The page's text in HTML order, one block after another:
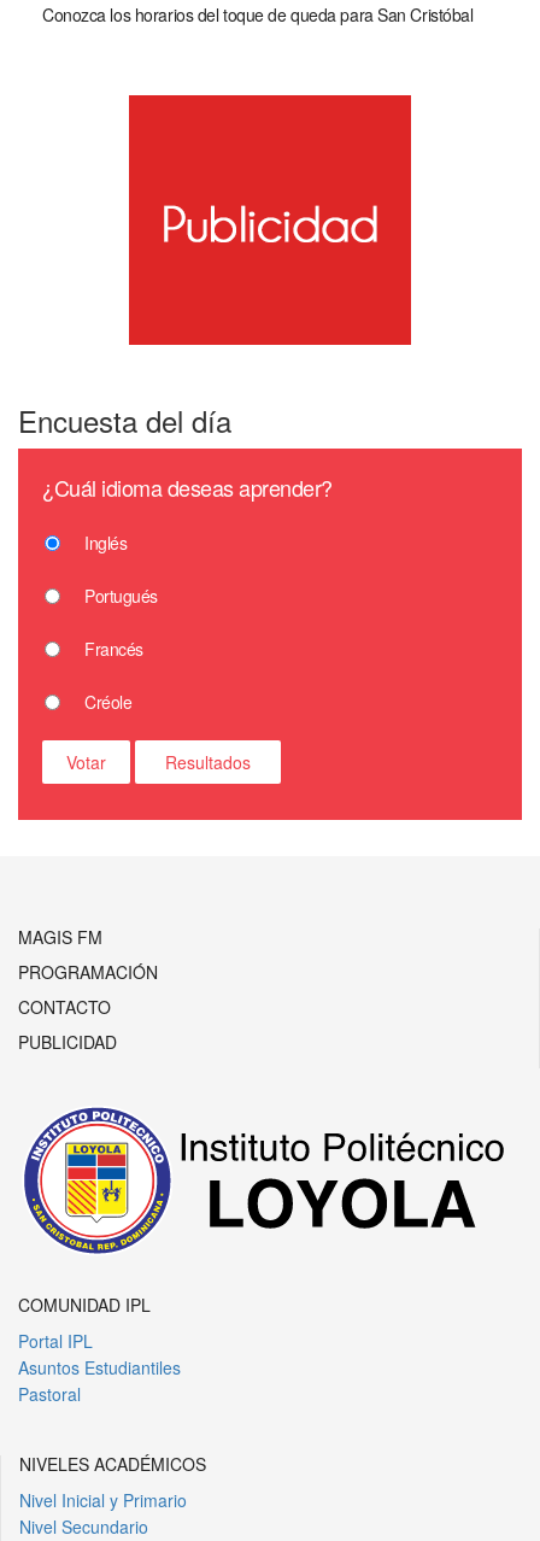
Conozca los horarios del toque de queda para San Cristóbal
Encuesta del día
¿Cuál idioma deseas aprender?
Inglés
Portugués
Francés
Créole
MAGIS FM
PROGRAMACIÓN
CONTACTO
PUBLICIDAD
COMUNIDAD IPL
Portal IPL
Asuntos Estudiantiles
Pastoral
NIVELES ACADÉMICOS
Nivel Inicial y Primario
Nivel Secundario